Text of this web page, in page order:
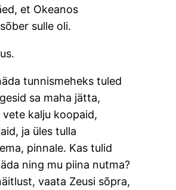
et Okeanos
sulle oli.
tunnismeheks tuled
sa maha jätta,
vete kalju koopaid,
ja üles tulla
pinnale. Kas tulid
ning mu piina nutma?
vaata Zeusi sõpra,